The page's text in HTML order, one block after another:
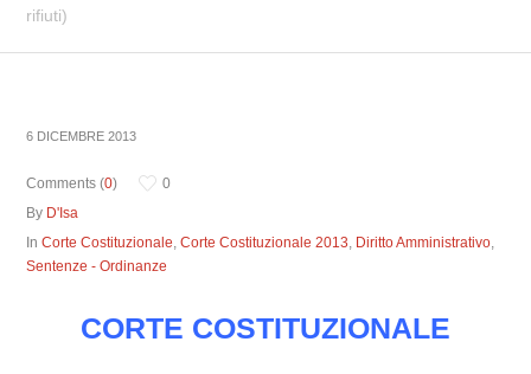
rifiuti)
6 DICEMBRE 2013
Comments (0)
0
By D'Isa
InCorte Costituzionale,Corte Costituzionale 2013, Diritto Amministrativo,
Sentenze - Ordinanze
CORTE COSTITUZIONALE